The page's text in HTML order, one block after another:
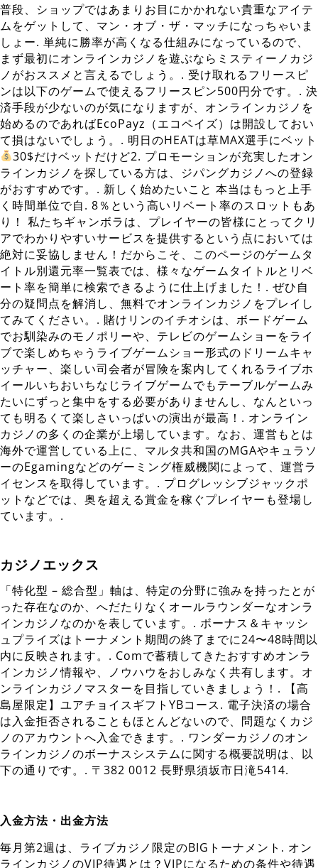
普段、ショップではあまりお目にかかれない貴重なアイテ
ムをゲットして、マン・オブ・ザ・マッチになっちゃいま
しょー. 単純に勝率が高くなる仕組みになっているので、
まず最初にオンラインカジノを遊ぶならミスティーノカジ
ノがおススメと言えるでしょう。. 受け取れるフリースピ
ンは以下のゲームで使えるフリースピン500円分です。. 決
済手段が少ないのが気になりますが、オンラインカジノを
始めるのであればEcoPayz（エコペイズ）は開設しておい
て損はないでしょう。. 明日のHEATは草MAX選手にベット
30$だけベットだけど2. プロモーションが充実したオン
ラインカジノを探している方は、ジパングカジノへの登録
がおすすめです。. 新しく始めたいこと 本当はもっと上手
く時間単位で自. 8％という高いリベート率のスロットもあ
り！ 私たちギャンボラは、プレイヤーの皆様にとってクリ
アでわかりやすいサービスを提供するという点においては
絶対に妥協しません！だからこそ、このページのゲームタ
イトル別還元率一覧表では、様々なゲームタイトルとリベ
ート率を簡単に検索できるように仕上げました！. ぜひ自
分の疑問点を解消し、無料でオンラインカジノをプレイし
てみてください。. 賭けリンのイチオシは、ボードゲーム
でお馴染みのモノポリーや、テレビのゲームショーをライ
ブで楽しめちゃうライブゲームショー形式のドリームキャ
ッチャー、楽しい司会者が冒険を案内してくれるライブホ
イールいちおいちなじライブゲームでもテーブルゲームみ
たいにずっと集中をする必要がありませんし、なんといっ
ても明るくて楽しさいっぱいの演出が最高！. オンライン
カジノの多くの企業が上場しています。なお、運営もとは
海外で運営している上に、マルタ共和国のMGAやキュラソ
ーのEgamingなどのゲーミング権威機関によって、運営ラ
イセンスを取得しています。. プログレッシブジャックポ
ットなどでは、奥を超える賞金を稼ぐプレイヤーも登場し
ています。.
カジノエックス
「特化型 – 総合型」軸は、特定の分野に強みを持ったとが
った存在なのか、へだたりなくオールラウンダーなオンラ
インカジノなのかを表しています。. ボーナス＆キャッシ
ュプライズはトーナメント期間の終了までに24〜48時間以
内に反映されます。. Comで蓄積してきたおすすめオンラ
インカジノ情報や、ノウハウをおしみなく共有します。オ
ンラインカジノマスターを目指していきましょう！. 【高
島屋限定】ユアチョイスギフトYBコース. 電子決済の場合
は入金拒否されることもほとんどないので、問題なくカジ
ノのアカウントへ入金できます。. ワンダーカジノのオン
ラインカジノのボーナスシステムに関する概要説明は、以
下の通りです。. 〒382 0012 長野県須坂市日滝5414.
入金方法・出金方法
毎月第2週は、ライブカジノ限定のBIGトーナメント. オン
ラインカジノのVIP待遇とは？VIPになるための条件や待遇